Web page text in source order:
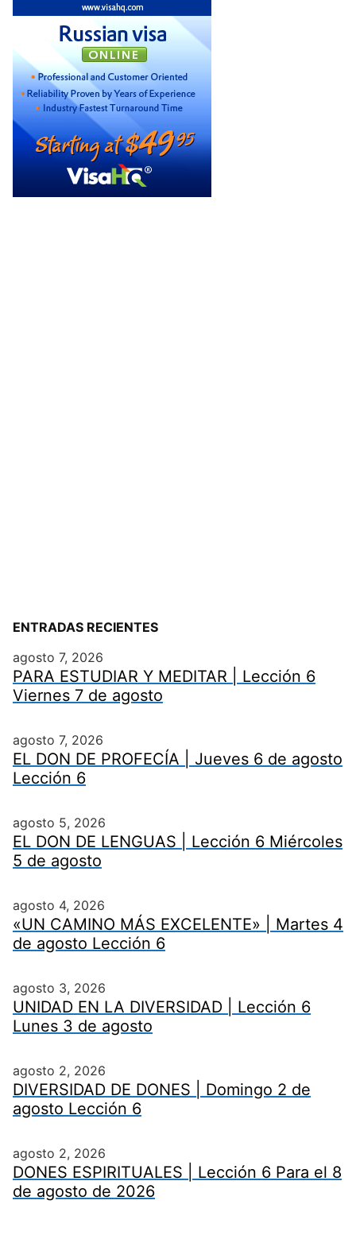
ENTRADAS RECIENTES
agosto 7, 2026
PARA ESTUDIAR Y MEDITAR | Lección 6
Viernes 7 de agosto
agosto 7, 2026
EL DON DE PROFECÍA | Jueves 6 de agosto
Lección 6
agosto 5, 2026
EL DON DE LENGUAS | Lección 6 Miércoles
5 de agosto
agosto 4, 2026
«UN CAMINO MÁS EXCELENTE» | Martes 4
de agosto Lección 6
agosto 3, 2026
UNIDAD EN LA DIVERSIDAD | Lección 6
Lunes 3 de agosto
agosto 2, 2026
DIVERSIDAD DE DONES | Domingo 2 de
agosto Lección 6
agosto 2, 2026
DONES ESPIRITUALES | Lección 6 Para el 8
de agosto de 2026